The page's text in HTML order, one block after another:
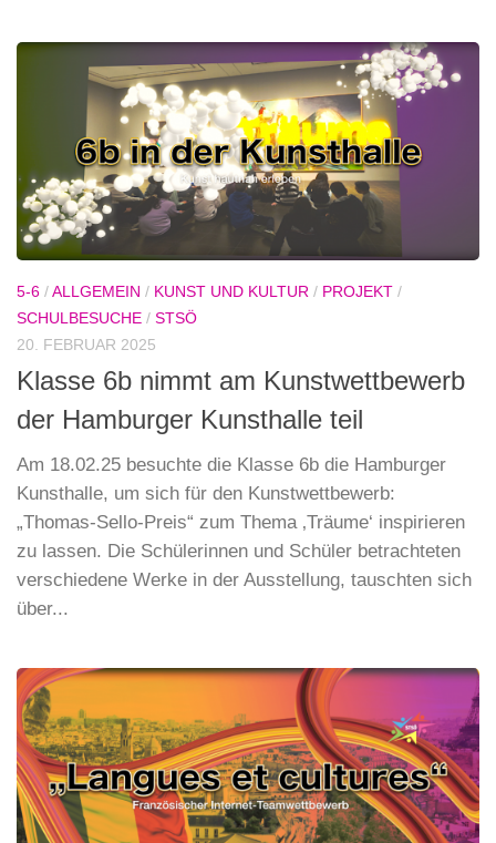
5-6 /ALLGEMEIN / KUNST UND KULTUR / PROJEKT /
SCHULBESUCHE / STSÖ
20. FEBRUAR 2025
Klasse 6b nimmt am Kunstwettbewerb
der Hamburger Kunsthalle teil
Am 18.02.25 besuchte die Klasse 6b die Hamburger
Kunsthalle, um sich für den Kunstwettbewerb:
„Thomas-Sello-Preis“ zum Thema ‚Träume‘ inspirieren
zu lassen. Die Schülerinnen und Schüler betrachteten
verschiedene Werke in der Ausstellung, tauschten sich
über...